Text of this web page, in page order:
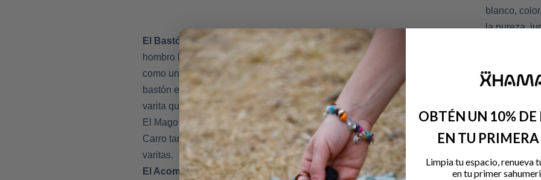
El Bastón.Sobre su
hombro lleva un bastón,
como un vagabundo. Este
bastón es en realidad una
varita que simboliza poder.
El Mago y el conductor del
Carro también llevan
varitas.
blanco,
la pureza,
las
Rebeldía y
El Acompañante. En muchas barajas de Tarot, El Loco aparece acompañado por un
OBTÉN UN 10% DE
EN TU
Limpia tu espacio, renueva
en tu primer